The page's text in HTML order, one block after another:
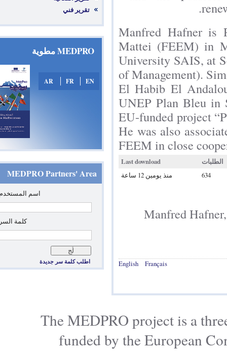
MEDPRO مطوية
EN
AR
MEDPRO Partners' Area
‏اسم المستخدم: ‏*
اطلب كلمة سر جديدة
Manfred
Mattei
University
of
El Habib El
UNEP Plan
EU-funded
He was also
FEEM in
Last download
منذ يومين 12 ساعة
Manfred
English
The MEDPRO project is
funded by the